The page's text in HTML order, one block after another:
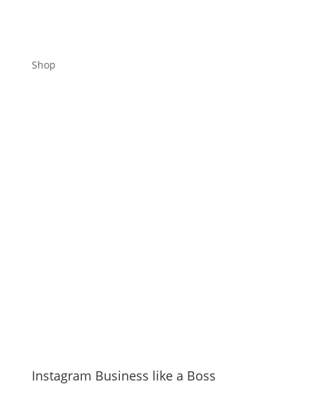
Shop
Instagram Business like a Boss